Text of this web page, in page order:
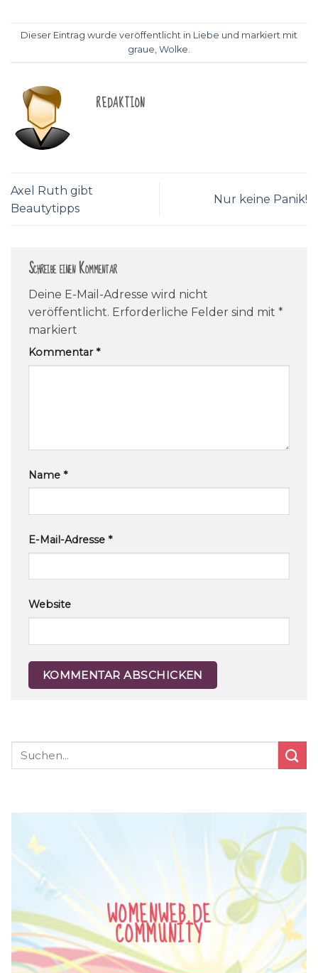
Dieser Eintrag wurde veröffentlicht in Liebe und markiert mit
graue Wolke
REDAKTION
Axel Ruth gibt
Beautytipps
Nur keine Panik!
Schreibe einen Kommentar
Deine E-Mail-Adresse wird nicht
veröffentlicht. Erforderliche Felder sind mit *
markiert
Kommentar*
Name *
E-Mail-Adresse *
Website
WOMENWEB.DE
COMMUNITY